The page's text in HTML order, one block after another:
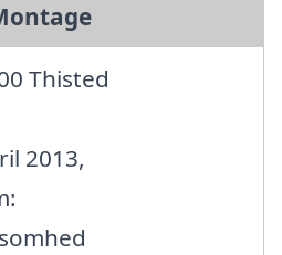
Thisted
2013,